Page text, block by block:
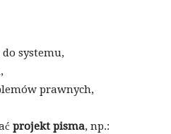
systemu,
prawnych,
projekt pisma, np.: